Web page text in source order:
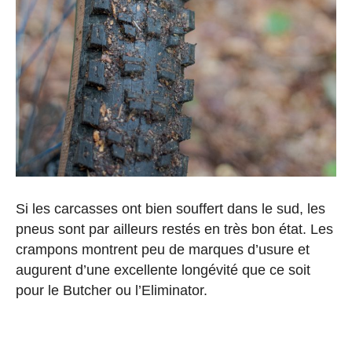
Si les carcasses ont bien souffert dans le sud, les
pneus sont par ailleurs restés en très bon état. Les
crampons montrent peu de marques d’usure et
augurent d’une excellente longévité que ce soit
pour le Butcher ou l’Eliminator.